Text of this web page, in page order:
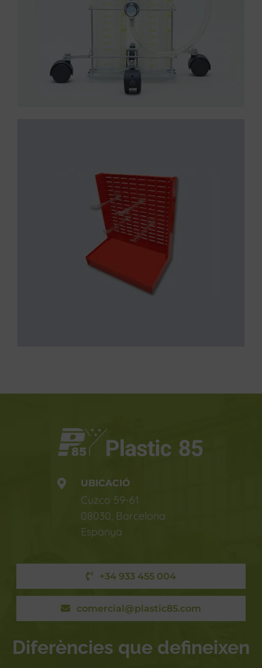
UBICACIÓ
Cuzco 59-61
08030, Barcelona
Espanya
+34 933 455 004
comercial@plastic85.com
Diferències que defineixen